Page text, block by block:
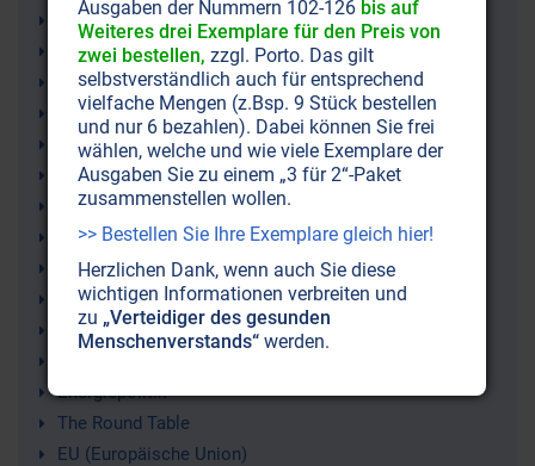
Globalismus
Hochfinanz
Globalisten
Neue Weltordnung (New World Order NWO)
USA (Vereinigte Staaten von Amerika)
Weltherrschaft
Globalisierung
Deep State (Schattenregierung) Staat im Staat
Finanzoligarchie
Europa
Amerika
Energiepolitik
The Round Table
EU (Europäische Union)
Ausgaben der Nummern 102-126 bis auf
Weiteres drei Exemplare für den Preis von
zwei bestellen, zzgl. Porto. Das gilt
selbstverständlich auch für entsprechend
vielfache Mengen (z.Bsp. 9 Stück bestellen
und nur 6 bezahlen). Dabei können Sie frei
wählen, welche und wie viele Exemplare der
Ausgaben Sie zu einem „3 für 2“-Paket
zusammenstellen wollen.
>> Bestellen Sie Ihre Exemplare gleich hier!
Herzlichen Dank, wenn auch Sie diese
wichtigen Informationen verbreiten und
zu „Verteidiger des gesunden
Menschenverstands“ werden.